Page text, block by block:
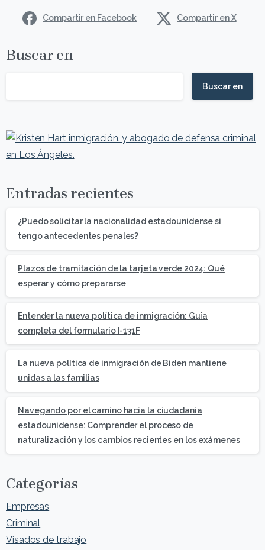
Compartir en Facebook Compartir en X
Buscar en
Buscar en
Entradas recientes
¿Puedo solicitar la nacionalidad estadounidense si
tengo antecedentes penales?
Plazos de tramitación de la tarjeta verde 2024: Qué
esperar y cómo prepararse
Entender la nueva política de inmigración: Guía
completa del formulario I-131F
La nueva política de inmigración de Biden mantiene
unidas a las familias
Navegando por el camino hacia la ciudadanía
estadounidense: Comprender el proceso de
naturalización y los cambios recientes en los exámenes
Categorías
Empresas
Criminal
Visados de trabajo